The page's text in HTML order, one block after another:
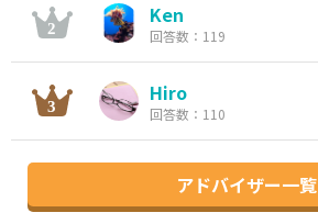
Ken
回答数：119
Hiro
回答数：110
アドバイザー一覧